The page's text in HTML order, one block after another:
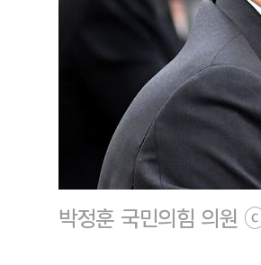
박정훈 국민의힘 의원